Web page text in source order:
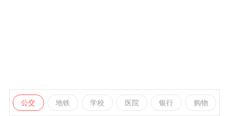
公交 地铁 学校 医院 银行 购物